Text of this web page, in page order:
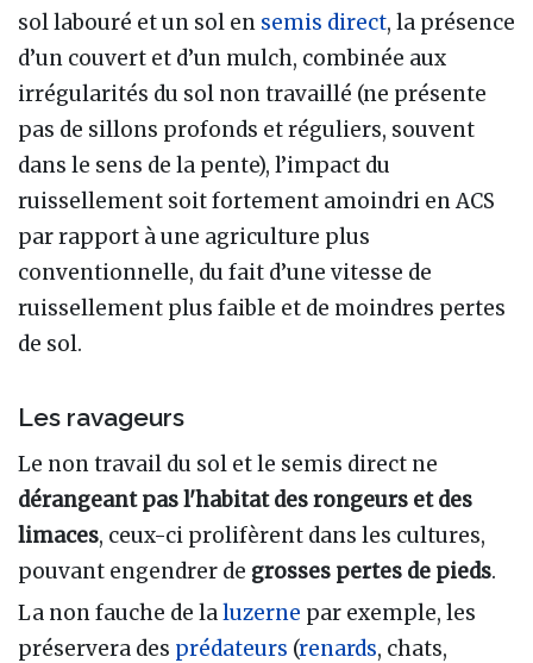
sol labouré et un sol en semis direct, la présence
d’un couvert et d’un mulch, combinée aux
irrégularités du sol non travaillé (ne présente
pas de sillons profonds et réguliers, souvent
dans le sens de la pente), l’impact du
ruissellement soit fortement amoindri en ACS
par rapport à une agriculture plus
conventionnelle, du fait d’une vitesse de
ruissellement plus faible et de moindres pertes
de sol.
Les ravageurs
Le non travail du sol et le semis direct ne
dérangeant pas l'habitat des rongeurs et des
limaces, ceux-ci prolifèrent dans les cultures,
pouvant engendrer de grosses pertes de pieds.
La non fauche de laluzerne par exemple, les
préservera des prédateurs (renards, chats,